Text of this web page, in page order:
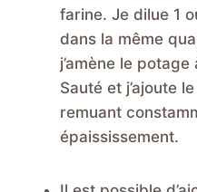
farine. Je dilue 1
dans la même
j’amène le
Sauté et j’ajoute
remuant
épaississement.